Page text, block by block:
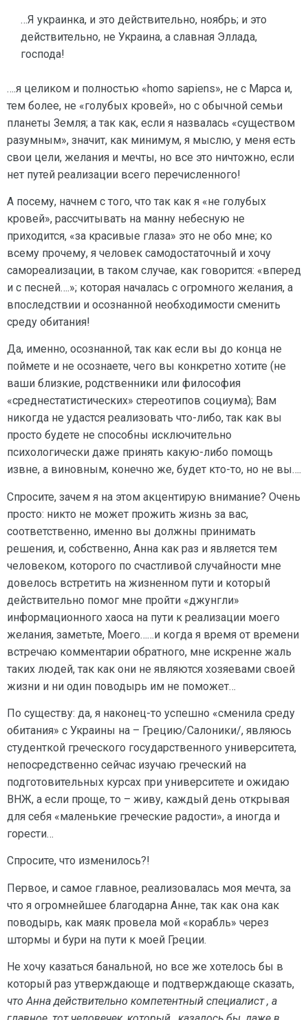
…Я украинка, и это действительно, ноябрь; и это
действительно, не Украина, а славная Эллада,
господа!
….я целиком и полностью «homo sapiens», не с Марса и,
тем более, не «голубых кровей», но с обычной семьи
планеты Земля; а так как, если я назвалась «существом
разумным», значит, как минимум, я мыслю, у меня есть
свои цели, желания и мечты, но все это ничтожно, если
нет путей реализации всего перечисленного!
А посему, начнем с того, что так как я «не голубых
кровей», рассчитывать на манну небесную не
приходится, «за красивые глаза» это не обо мне; ко
всему прочему, я человек самодостаточный и хочу
самореализации, в таком случае, как говорится: «вперед
и с песней….»; которая началась с огромного желания, а
впоследствии и осознанной необходимости сменить
среду обитания!
Да, именно, осознанной, так как если вы до конца не
поймете и не осознаете, чего вы конкретно хотите (не
ваши близкие, родственники или философия
«среднестатистических» стереотипов социума); Вам
никогда не удастся реализовать что-либо, так как вы
просто будете не способны исключительно
психологически даже принять какую-либо помощь
извне, а виновным, конечно же, будет кто-то, но не вы….
Спросите, зачем я на этом акцентирую внимание? Очень
просто: никто не может прожить жизнь за вас,
соответственно, именно вы должны принимать
решения, и, собственно, Анна как раз и является тем
человеком, которого по счастливой случайности мне
довелось встретить на жизненном пути и который
действительно помог мне пройти «джунгли»
информационного хаоса на пути к реализации моего
желания, заметьте, Моего……и когда я время от времени
встречаю комментарии обратного, мне искренне жаль
таких людей, так как они не являются хозяевами своей
жизни и ни один поводырь им не поможет…
По существу: да, я наконец-то успешно «сменила среду
обитания» с Украины на – Грецию/Салоники/, являюсь
студенткой греческого государственного университета,
непосредственно сейчас изучаю греческий на
подготовительных курсах при университете и ожидаю
ВНЖ, а если проще, то – живу, каждый день открывая
для себя «маленькие греческие радости», а иногда и
горести…
Спросите, что изменилось?!
Первое, и самое главное, реализовалась моя мечта, за
что я огромнейшее благодарна Анне, так как она как
поводырь, как маяк провела мой «корабль» через
штормы и бури на пути к моей Греции.
Не хочу казаться банальной, но все же хотелось бы в
который раз утверждающе и подтверждающе сказать,
что Анна действительно компетентный специалист , а